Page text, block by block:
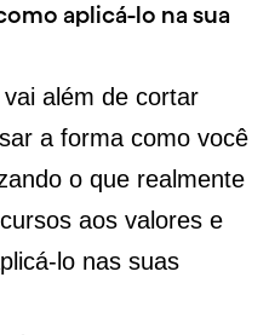
aplicá-lo na sua
além de cortar
a forma como você
o que realmente
aos valores e
lo nas suas